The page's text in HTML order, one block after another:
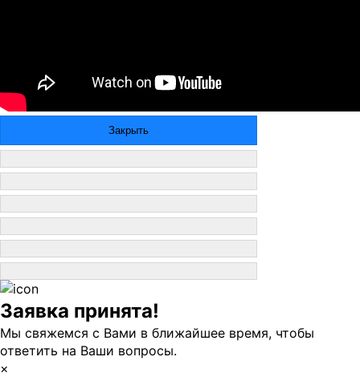
Закрыть
Заявка принята!
Мы свяжемся с Вами в ближайшее время, чтобы
ответить на Ваши вопросы.
×